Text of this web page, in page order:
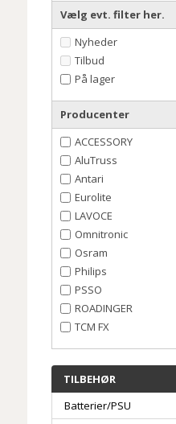
Vælg evt. filter her.
Nyheder
Tilbud
På lager
Producenter
ACCESSORY
AluTruss
Antari
Eurolite
LAVOCE
Omnitronic
Osram
Philips
PSSO
ROADINGER
TCM FX
TILBEHØR
Batterier/PSU